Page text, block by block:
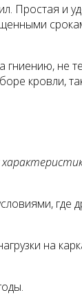
Простая и
не
кровли,
где
на